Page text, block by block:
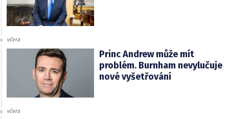
včera
Princ Andrew může mít
problém. Burnham nevylučuje
nové vyšetřování
včera